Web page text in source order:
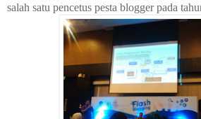
salah satu pencetus pesta blogger pada